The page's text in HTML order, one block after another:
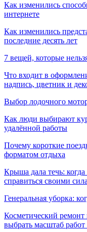
Как изменились
интернете
Как изменились
последние десять лет
7 вещей, которые
Что входит в
надпись, цветник и
Выбор лодочного
Как люди выбирают
удалённой работы
Почему короткие
форматом отдыха
Крыша дала течь:
справиться своими
Генеральная уборка:
Косметический
выбрать масштаб работ